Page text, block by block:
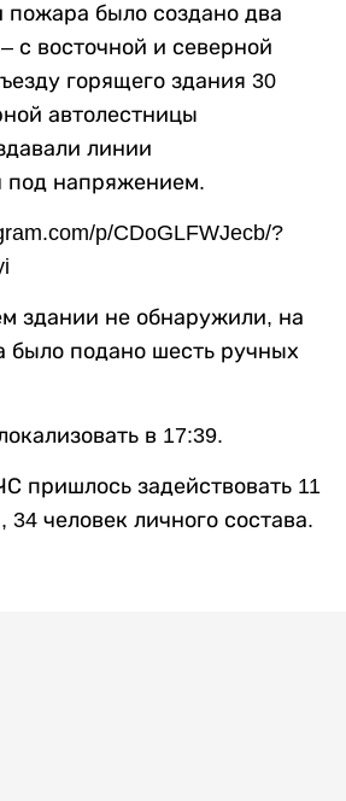
было создано два
с восточной и северной
горящего здания 30
автолестницы
линии
под напряжением.
p/CDoGLFWJecb/?
здании не обнаружили, на
было подано шесть ручных
в 17:39.
пришлось задействовать 11
человек личного состава.